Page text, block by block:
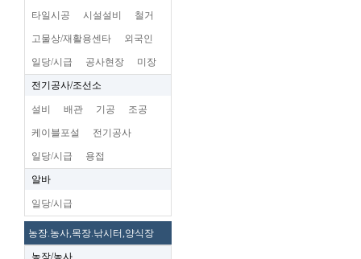
타일시공 시설설비 철거
고물상/재활용센타 외국인
일당/시급 공사현장 미장
전기공사/조선소
설비 배관 기공 조공
케이블포설 전기공사
일당/시급 용접
알바
일당/시급
농장.농사,목장.낚시터,양식장
농장/농사